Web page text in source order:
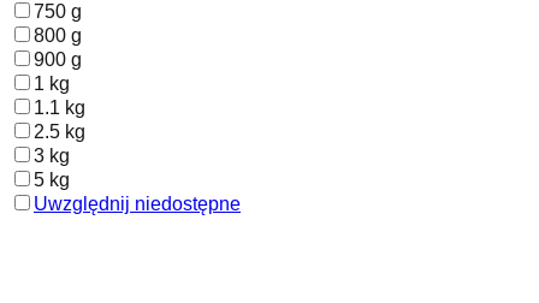
750 g
800 g
900 g
1 kg
1.1 kg
2.5 kg
3 kg
5 kg
Uwzględnij niedostępne